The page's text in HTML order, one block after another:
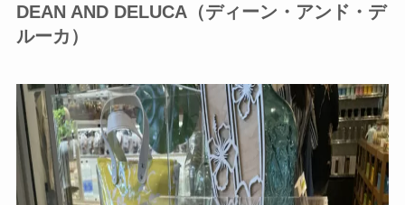
DEAN AND DELUCA（ディーン・アンド・デ
ルーカ）